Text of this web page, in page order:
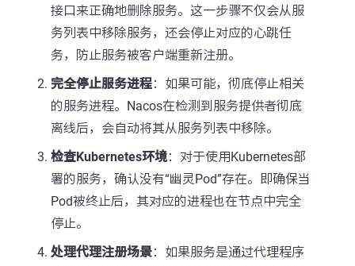
接口来正确地删除服务。这一步骤不仅会从服
务列表中移除服务，还会停止对应的心跳任
务，防止服务被客户端重新注册。
完全停止服务进程：如果可能，彻底停止相关
的服务进程。Nacos在检测到服务提供者彻底
离线后，会自动将其从服务列表中移除。
检查Kubernetes环境：对于使用Kubernetes部
署的服务，确认没有“幽灵Pod”存在。即确保当
Pod被终止后，其对应的进程也在节点中完全
停止。
处理代理注册场景：如果服务是通过代理程序